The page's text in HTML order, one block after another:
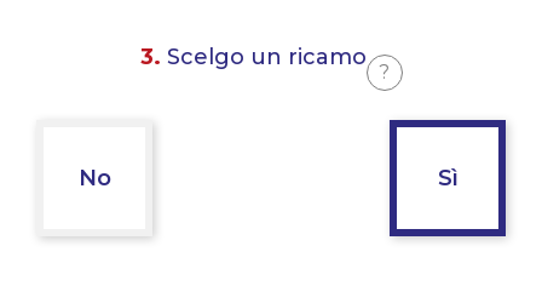
3. Scelgo un ricamo
?
No Sì